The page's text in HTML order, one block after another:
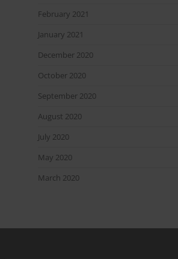
February 2021
January 2021
December 2020
October 2020
September 2020
August 2020
July 2020
May 2020
March 2020